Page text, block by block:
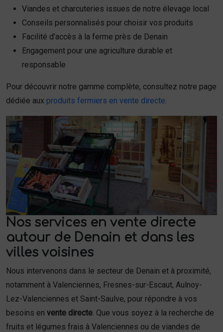
Viandes et charcuteries issues de notre élevage local
Conseils personnalisés pour choisir vos produits
Facilité d’accès à la ferme près de Denain
Engagement pour une agriculture durable et
responsable
Pour découvrir notre gamme complète, consultez notre page
dédiée aux produits fermiers en vente directe.
Nos services en vente directe
autour de Denain et dans les
villes voisines
Nous intervenons dans le secteur de Denain et à proximité,
notamment à Valenciennes, Fresnes-sur-Escaut, Aulnoy-
Lez-Valenciennes et Saint-Saulve, pour répondre à vos
besoins en vente directe . Que vous soyez à la recherche de
fruits et légumes frais à Valenciennes ou de viandes de